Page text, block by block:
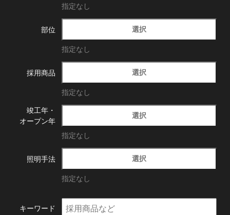
指定なし
部位 選択
指定なし
採用商品 選択
指定なし
竣工年・
オープン年
選択
指定なし
照明手法 選択
指定なし
キーワード